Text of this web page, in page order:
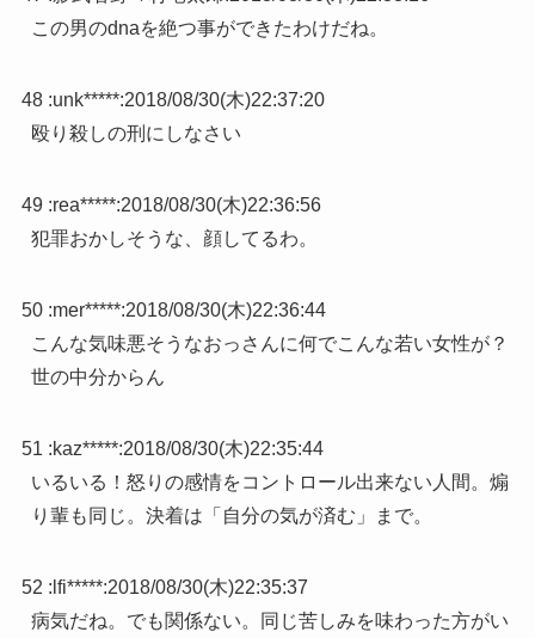
この男のdnaを絶つ事ができたわけだね。
48 :unk*****:2018/08/30(木)22:37:20
殴り殺しの刑にしなさい
49 :rea*****:2018/08/30(木)22:36:56
犯罪おかしそうな、顔してるわ。
50 :mer*****:2018/08/30(木)22:36:44
こんな気味悪そうなおっさんに何でこんな若い女性が？
世の中分からん
51 :kaz*****:2018/08/30(木)22:35:44
いるいる！怒りの感情をコントロール出来ない人間。煽
り輩も同じ。決着は「自分の気が済む」まで。
52 : lfi*****:2018/08/30(木)22:35:37
病気だね。でも関係ない。同じ苦しみを味わった方がい